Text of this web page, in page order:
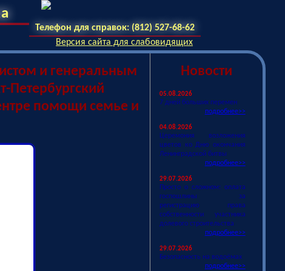
Телефон для справок: (812) 527-68-62
Версия сайта для слабовидящих
Новости
05.08.2026
7 дней больших перемен
подробнее>>
04.08.2026
Церемония возложения
цветов ко Дню окончания
Ленинградской битвы
подробнее>>
29.07.2026
Просто о сложном: оплата
госпошлины за
регистрацию права
собственности участника
долевого строительства
подробнее>>
29.07.2026
Безопасность на водоёмах
подробнее>>
и генеральным
Петербургский
помощи семье и